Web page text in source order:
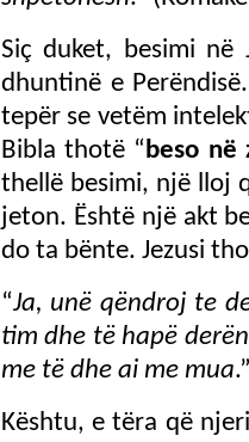
Siç duket, besimi në
dhuntinë e
tepër se vetëm
Bibla thotë “beso në
thellë besimi, një lloj
jeton. Është një akt
do ta bënte. Jezusi
“Ja, unë qëndroj te
tim dhe të hapë
me të dhe ai me mua
Kështu, e tëra që